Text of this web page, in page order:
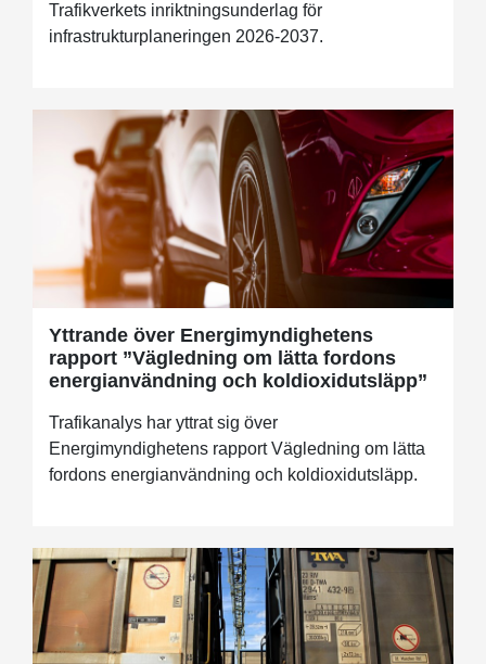
Trafikverkets inriktningsunderlag för
infrastrukturplaneringen 2026-2037.
Yttrande över Energimyndighetens
rapport ”Vägledning om lätta fordons
energianvändning och koldioxidutsläpp”
Trafikanalys har yttrat sig över
Energimyndighetens rapport Vägledning om lätta
fordons energianvändning och koldioxidutsläpp.